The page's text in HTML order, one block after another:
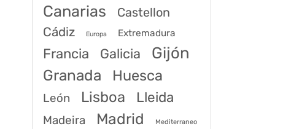
Canarias
Castellon
Cádiz
Europa Extremadura
Francia Galicia Gijón
Granada Huesca
León Lisboa Lleida
Madeira Madrid Mediterraneo